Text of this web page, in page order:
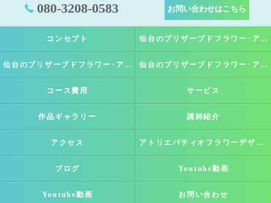
080-3208-0583 お問い合わせはこちら
コンセプト 仙台のプリザーブドフラワー･アトリエパティオフラワーデザインスクールの口コミ情報
仙台のプリザーブドフラワー･アトリエパティオフラワーデザインスクールの評判 仙台のプリザーブドフラワー･アトリエパティオフラワーデザインスクールのお客様の声
コース費用 サービス
作品ギャラリー 講師紹介
アクセス アトリエパティオフラワーデザインスクール
ブログ Youtube動画
Youtube動画 お問い合わせ